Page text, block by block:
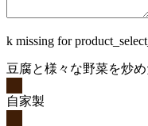
k missing for
豆腐と様々な野菜を炒
自家製